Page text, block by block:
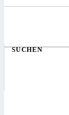
SUCHEN